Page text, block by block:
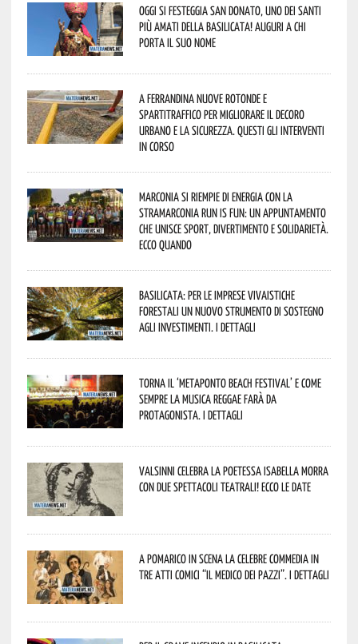
Oggi si festeggia San Donato, uno dei Santi
più amati della Basilicata! Auguri a chi
porta il suo nome
A Ferrandina nuove rotonde e
spartitraffico per migliorare il decoro
urbano e la sicurezza. Questi gli interventi
in corso
Marconia si riempie di energia con la
StraMarconia Run is Fun: un appuntamento
che unisce sport, divertimento e solidarietà.
Ecco quando
Basilicata: per le imprese vivaistiche
forestali un nuovo strumento di sostegno
agli investimenti. I dettagli
Torna il ‘Metaponto beach festival’ e come
sempre la musica reggae farà da
protagonista. I dettagli
Valsinni celebra la poetessa Isabella Morra
con due spettacoli teatrali! Ecco le date
A Pomarico in scena la celebre commedia in
tre atti comici “Il medico dei pazzi”. I dettagli